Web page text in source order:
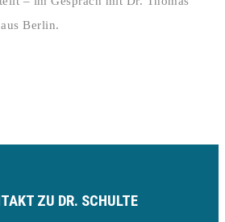
Berlin.
ZU DR. SCHULTE